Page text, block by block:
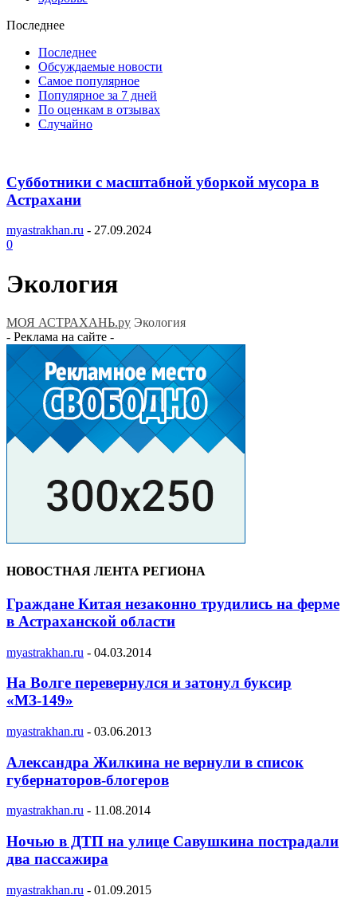
Последнее
Последнее
Обсуждаемые новости
Самое популярное
Популярное за 7 дней
По оценкам в отзывах
Случайно
Субботники с масштабной уборкой мусора в
Астрахани
myastrakhan.ru - 27.09.2024
0
Экология
МОЯ АСТРАХАНЬ.ру Экология
- Реклама на сайте -
НОВОСТНАЯ ЛЕНТА РЕГИОНА
Граждане Китая незаконно трудились на ферме
в Астраханской области
myastrakhan.ru - 04.03.2014
На Волге перевернулся и затонул буксир
«МЗ-149»
myastrakhan.ru - 03.06.2013
Александра Жилкина не вернули в список
губернаторов-блогеров
myastrakhan.ru - 11.08.2014
Ночью в ДТП на улице Савушкина пострадали
два пассажира
myastrakhan.ru - 01.09.2015